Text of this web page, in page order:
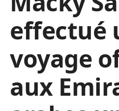
effectué
voyage
aux